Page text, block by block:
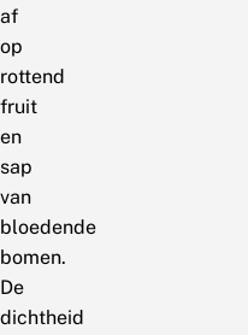
af
op
rottend
fruit
en
sap
van
bloedende
bomen.
De
dichtheid